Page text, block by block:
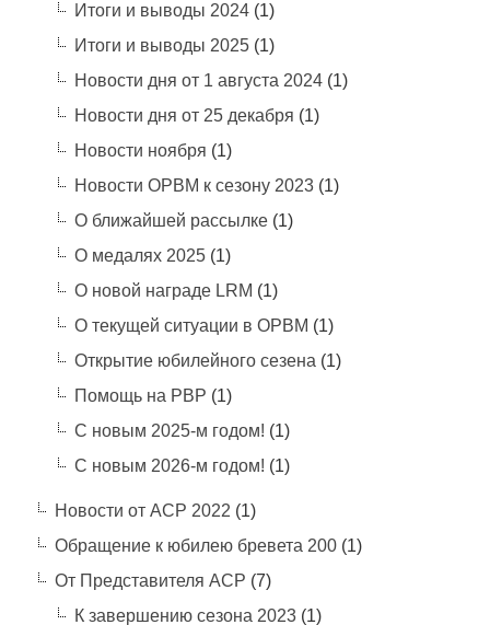
Итоги и выводы 2024(1)
Итоги и выводы 2025(1)
Новости дня от 1 августа 2024(1)
Новости дня от 25 декабря (1)
Новости ноября (1)
Новости ОРВМ к сезону 2023(1)
О ближайшей рассылке(1)
О медалях 2025(1)
О новой награде LRM (1)
О текущей ситуации в ОРВМ (1)
Открытие юбилейного сезена (1)
Помощь на РВР (1)
С новым 2025-м годом! (1)
С новым 2026-м годом! (1)
Новости от АСР 2022 (1)
Обращение к юбилею бревета 200(1)
От Представителя АСР (7)
К завершению сезона 2023(1)